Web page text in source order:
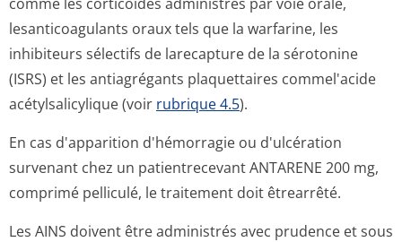
lesanticoagulants oraux tels que la warfarine, les
inhibiteurs sélectifs de larecapture de la sérotonine
(ISRS) et les antiagrégants plaquettaires commel'acide
acétylsalicylique (voir rubrique 4.5).
En cas d'apparition d'hémorragie ou d'ulcération
survenant chez un patientrecevant ANTARENE 200 mg,
comprimé pelliculé, le traitement doit êtrearrêté.
Les AINS doivent être administrés avec prudence et sous